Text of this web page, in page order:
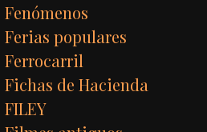
Fenómenos
Ferias populares
Ferrocarril
Fichas de Hacienda
FILEY